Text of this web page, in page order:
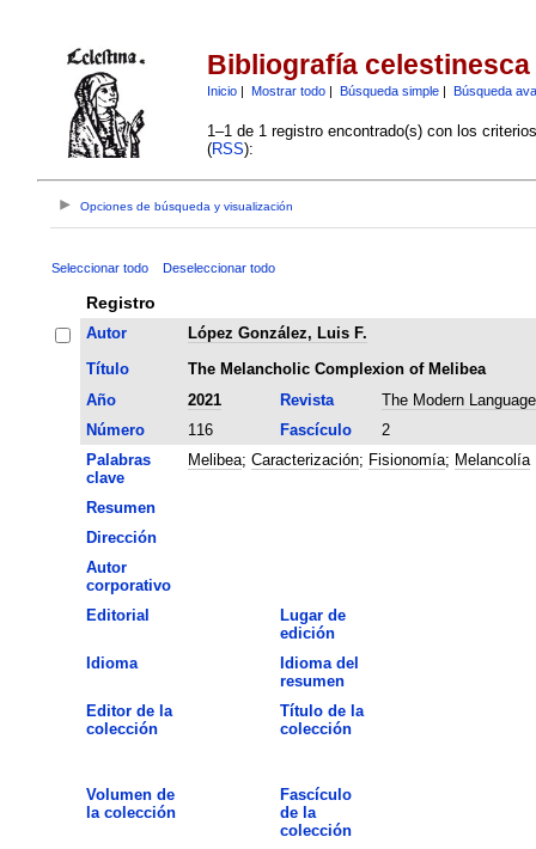
Bibliografía celestinesca
Inicio| Mostrar todo| Búsqueda simple| Búsqueda
1–1 de 1 registro encontrado(s) con los
(RSS):
Opciones de búsqueda y visualización
Seleccionar todo Deseleccionar todo
Registro
Autor
López González, Luis F.
Título
The Melancholic Complexion of Melibea
Año
2021 Revista
The Modern
Número
116 Fascículo
2
Palabras
clave
Melibea; Caracterización; Fisionomía; Melancolía
Resumen
Dirección
Autor
corporativo
Editorial
Lugar de
edición
Idioma
Idioma del
resumen
Editor de la
colección
Título de la
colección
Volumen de
la colección
Fascículo
de la
colección